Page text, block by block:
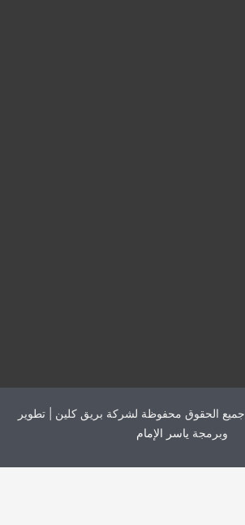
حقوق النشر© 2026 جميع الحقوق محفوظة لشركة بريق كلين | تطوير
وبرمجة ياسر الإمام